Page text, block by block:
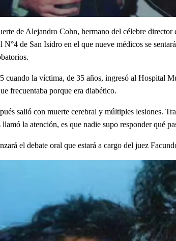
de Alejandro Cohn, hermano del célebre
N°4 de San Isidro en el que nueve médicos se
cuando la víctima, de 35 años, ingresó al Hospital
frecuentaba porque era diabético.
salió con muerte cerebral y múltiples lesiones.
la atención, es que nadie supo responder qué
el debate oral que estará a cargo del juez